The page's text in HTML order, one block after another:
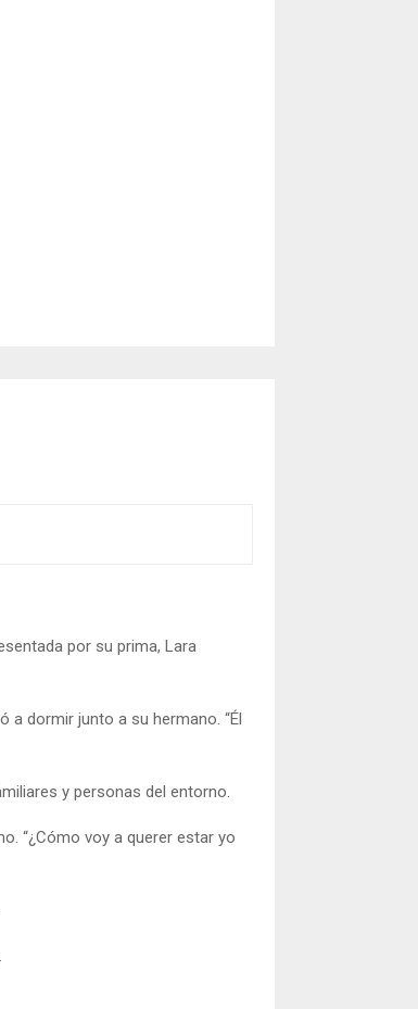
por su prima, Lara
dormir junto a su hermano. “Él
y personas del entorno.
“¿Cómo voy a querer estar yo